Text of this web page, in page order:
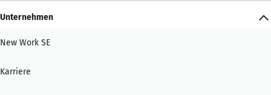
Unternehmen
New Work SE
Karriere